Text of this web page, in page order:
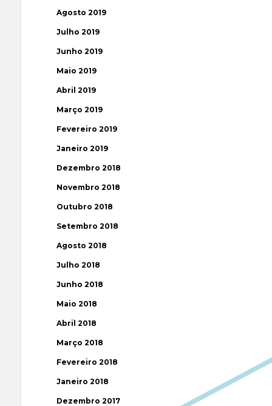
Agosto 2019
Julho 2019
Junho 2019
Maio 2019
Abril 2019
Março 2019
Fevereiro 2019
Janeiro 2019
Dezembro 2018
Novembro 2018
Outubro 2018
Setembro 2018
Agosto 2018
Julho 2018
Junho 2018
Maio 2018
Abril 2018
Março 2018
Fevereiro 2018
Janeiro 2018
Dezembro 2017